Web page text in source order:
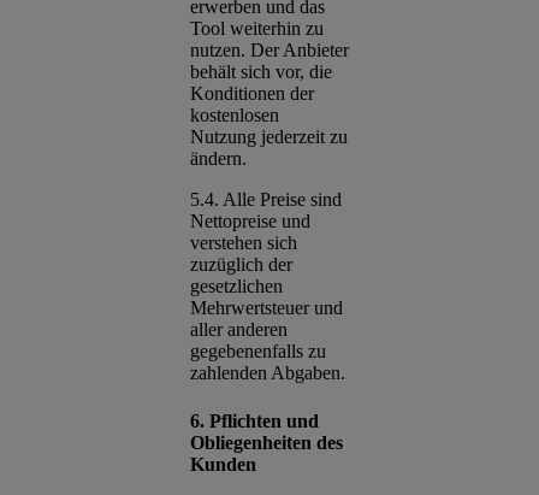
erwerben und das
Tool weiterhin zu
nutzen. Der Anbieter
behält sich vor, die
Konditionen der
kostenlosen
Nutzung jederzeit zu
ändern.
5.4. Alle Preise sind
Nettopreise und
verstehen sich
zuzüglich der
gesetzlichen
Mehrwertsteuer und
aller anderen
gegebenenfalls zu
zahlenden Abgaben.
6. Pflichten und
Obliegenheiten des
Kunden